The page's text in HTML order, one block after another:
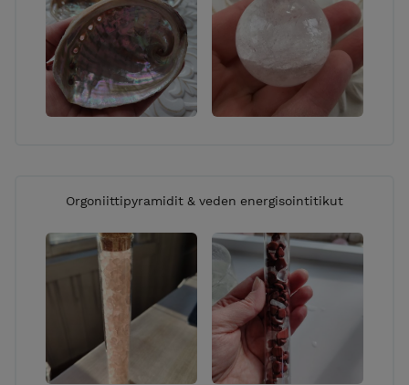
Orgoniittipyramidit & veden energisointitikut